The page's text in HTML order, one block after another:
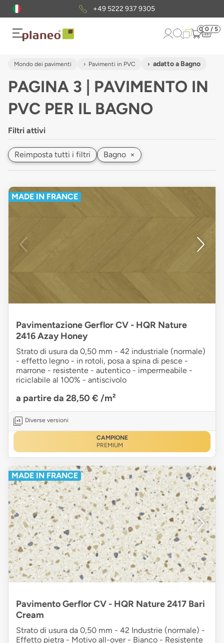
Pacchetto di campionigratuiti
0 0 / 5
Mondo dei pavimenti Pavimenti in PVC adatto a Bagno
PAGINA 3 | PAVIMENTO IN
PVC PER IL BAGNO
Filtri attivi
Reimposta tutti i filtri Bagno ×
MADE IN FRANCE
Pavimentazione Gerflor CV - HQR Nature
2416 Azay Honey
Strato di usura da 0,50 mm - 42 industriale (normale)
- effetto legno - in rotoli, posa a spina di pesce -
marrone - resistente - autentico - impermeabile -
riciclabile al 100% - antiscivolo
a partire da 28,50 € /m²
Diverse versioni
CAMPIONE
PREMIUM
MADE IN FRANCE
Pavimento Gerflor CV - HQR Nature 2417 Bari
Cream
Strato di usura da 0,50 mm - 42 Industrie (normale) -
Effetto pietra - Motivo all-over - Bianco - Resistente